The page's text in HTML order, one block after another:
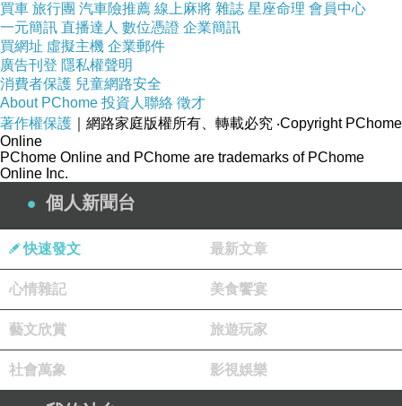
買車 旅行團 汽車險推薦 線上麻將 雜誌 星座命理 會員中心
一元簡訊 直播達人 數位憑證 企業簡訊
買網址 虛擬主機 企業郵件
廣告刊登 隱私權聲明
消費者保護 兒童網路安全
About PChome 投資人聯絡 徵才
著作權保護 ｜網路家庭版權所有、轉載必究 ‧Copyright PChome
Online
PChome Online and PChome are trademarks of PChome
Online Inc.
個人新聞台
快速發文 最新文章
心情雜記 美食饗宴
藝文欣賞 旅遊玩家
社會萬象 影視娛樂